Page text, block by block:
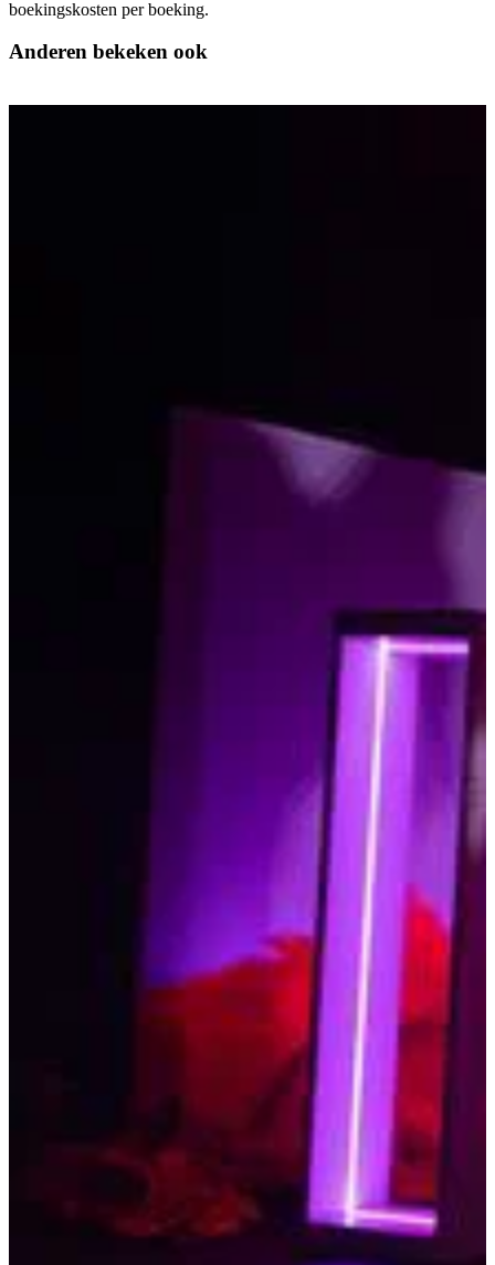
boekingskosten per boeking.
Anderen bekeken ook